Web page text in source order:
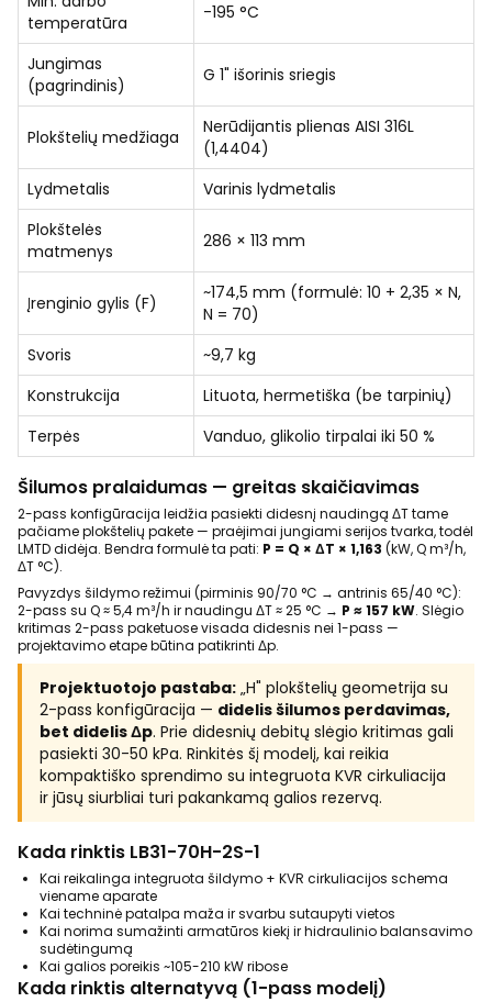
temperatūra
-195 °C
Jungimas
(pagrindinis)
G 1" išorinis sriegis
Plokštelių medžiaga
Nerūdijantis plienas AISI 316L
(1,4404)
Lydmetalis
Varinis lydmetalis
Plokštelės
matmenys
286 × 113 mm
Įrenginio gylis (F)
~174,5 mm (formulė: 10 + 2,35 × N,
N = 70)
Svoris
~9,7 kg
Konstrukcija
Lituota, hermetiška (be tarpinių)
Terpės
Vanduo, glikolio tirpalai iki 50 %
Šilumos pralaidumas — greitas skaičiavimas
2-pass konfigūracija leidžia pasiekti didesnį naudingą ΔT tame
pačiame plokštelių pakete — praėjimai jungiami serijos tvarka, todėl
LMTD didėja. Bendra formulė ta pati: P = Q × ΔT × 1,163 (kW, Q m³/h,
ΔT °C).
Pavyzdys šildymo režimui (pirminis 90/70 °C → antrinis 65/40 °C):
2-pass su Q ≈ 5,4 m³/h ir naudingu ΔT ≈ 25 °C → P ≈ 157 kW. Slėgio
kritimas 2-pass paketuose visada didesnis nei 1-pass —
projektavimo etape būtina patikrinti Δp.
Projektuotojo pastaba: „H" plokštelių geometrija su
2-pass konfigūracija — didelis šilumos perdavimas,
bet didelis Δp. Prie didesnių debitų slėgio kritimas gali
pasiekti 30-50 kPa. Rinkitės šį modelį, kai reikia
kompaktiško sprendimo su integruota KVR cirkuliacija
ir jūsų siurbliai turi pakankamą galios rezervą.
Kada rinktis LB31-70H-2S-1
Kai reikalinga integruota šildymo + KVR cirkuliacijos schema
viename aparate
Kai techninė patalpa maža ir svarbu sutaupyti vietos
Kai norima sumažinti armatūros kiekį ir hidraulinio balansavimo
sudėtingumą
Kai galios poreikis ~105-210 kW ribose
Kada rinktis alternatyvą (1-pass modelį)